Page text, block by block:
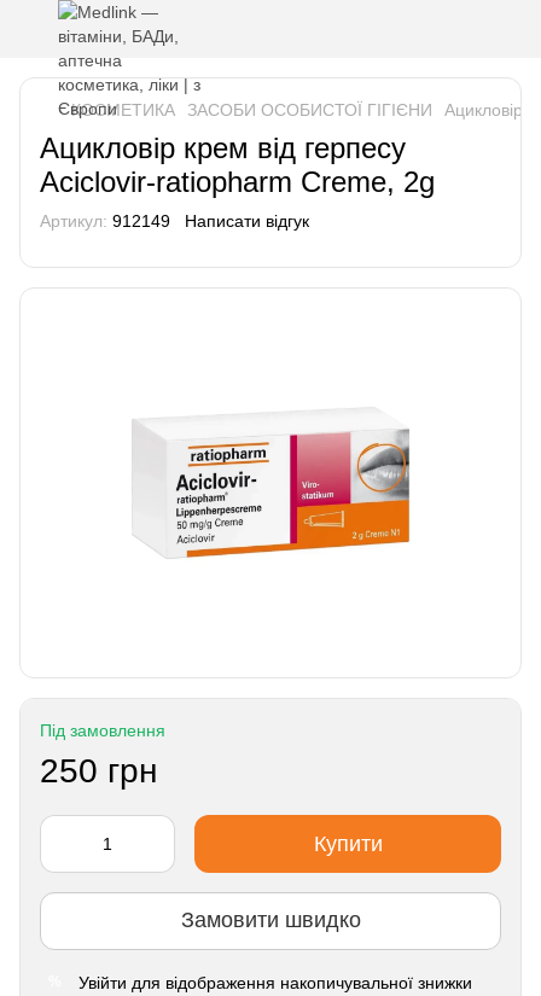
КОСМЕТИКА ЗАСОБИ ОСОБИСТОЇ ГІГІЄНИ Ацикловір
Ацикловір крем від герпесу
Aciclovir-ratiopharm Creme, 2g
Артикул: 912149 Написати відгук
Під замовлення
250 грн
Купити
Замовити швидко
Увійти для відображення накопичувальної знижки